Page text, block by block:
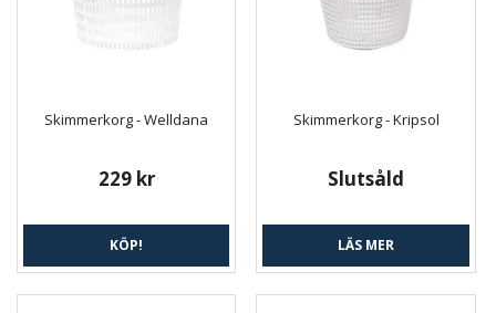
Skimmerkorg - Welldana
229 kr
KÖP!
Skimmerkorg - Kripsol
Slutsåld
LÄS MER